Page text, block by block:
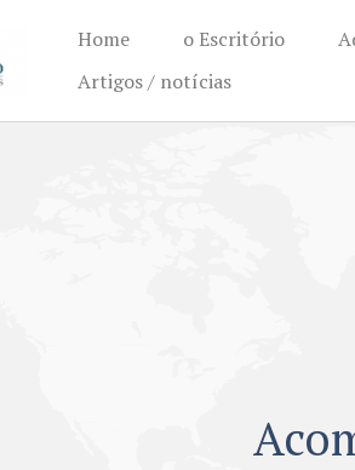
Home o Escritório
Artigos / notícias